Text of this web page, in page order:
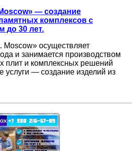
— создание
комплексов с
до 30 лет.
Moscow» осуществляет
и занимается производством
плит и комплексных решений
— создание изделий из